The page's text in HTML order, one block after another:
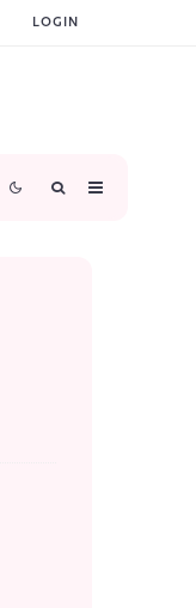
LOGIN